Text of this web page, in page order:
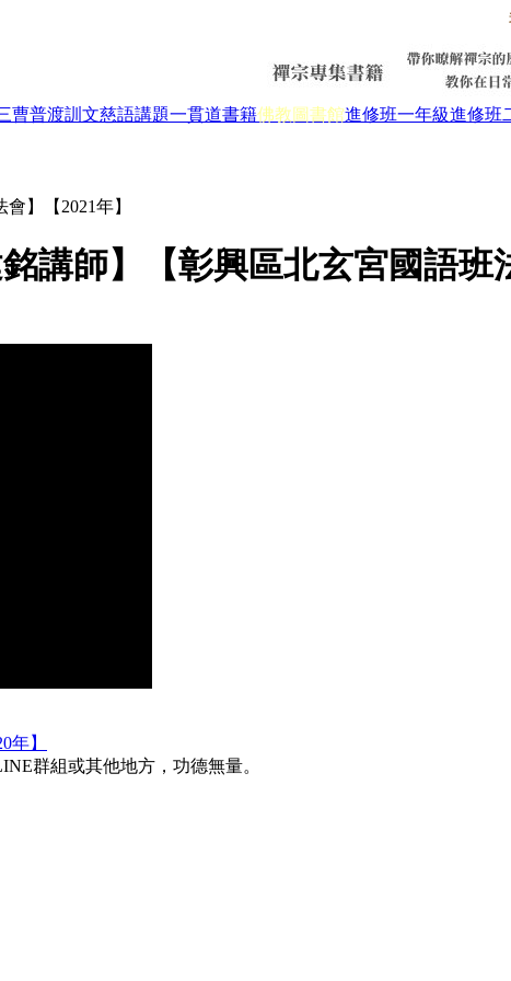
曹普渡訓文慈語講題一貫道書籍佛教圖書館進修班一年級進修班
】【2021年】
講師】【彰興區北玄宮國語班
年】
群組或其他地方，功德無量。